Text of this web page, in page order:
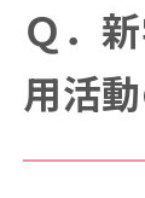
Ｑ．
用活動